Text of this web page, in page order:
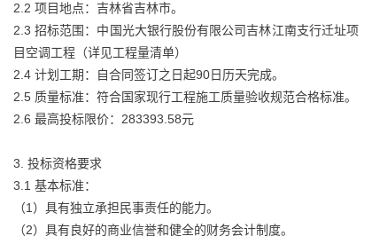
2.2 项目地点：吉林省吉林市。
2.3 招标范围：中国光大银行股份有限公司吉林江南支行迁址项
目空调工程（详见工程量清单）
2.4 计划工期：自合同签订之日起90日历天完成。
2.5 质量标准：符合国家现行工程施工质量验收规范合格标准。
2.6 最高投标限价：283393.58元
3. 投标资格要求
3.1 基本标准：
（1）具有独立承担民事责任的能力。
（2）具有良好的商业信誉和健全的财务会计制度。